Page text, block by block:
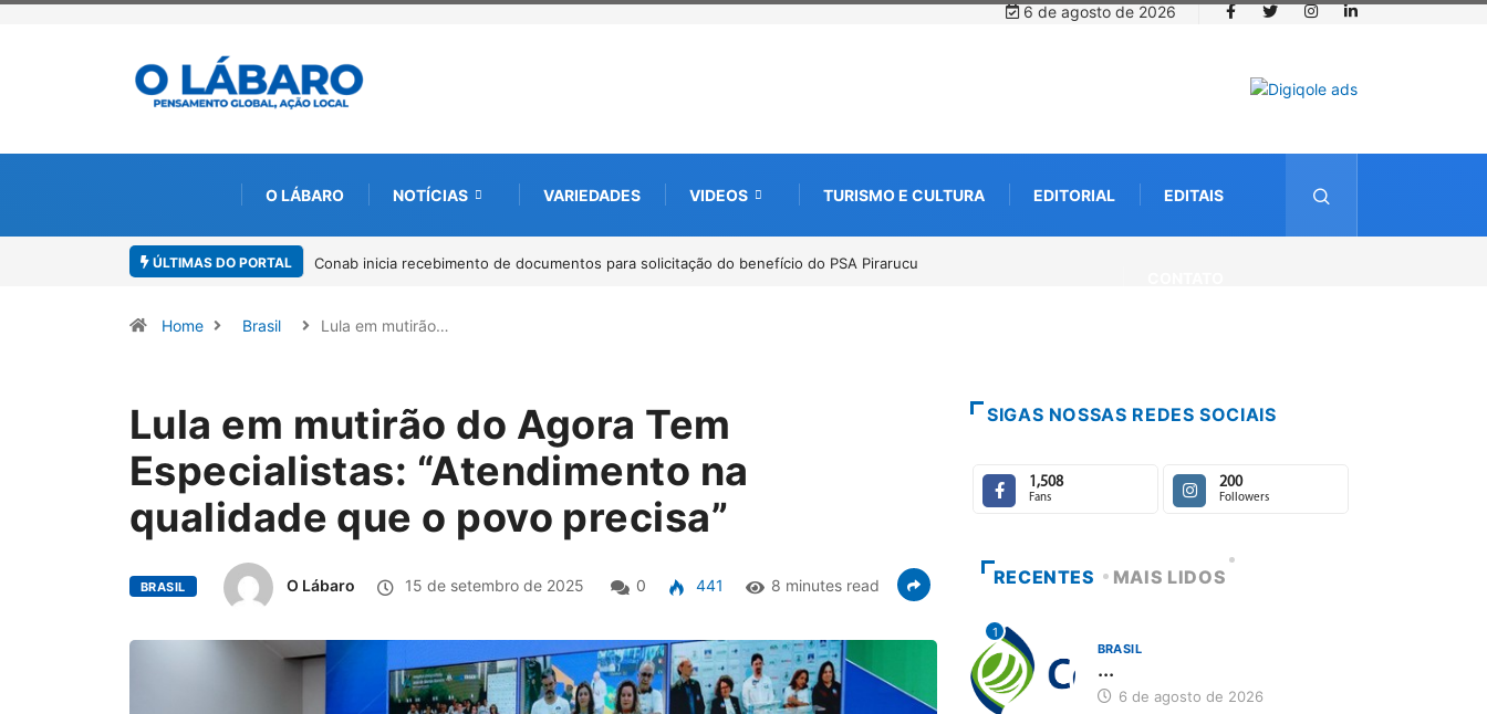
6 de agosto de 2026
O LÁBARO NOTÍCIAS VARIEDADES VIDEOS TURISMO E CULTURA EDITORIAL EDITAIS
ÚLTIMAS DO PORTAL Workshop internacional debate futuro da piscicultura com espécies nativas da Amazônia
Home Brasil Lula em mutirão…
Lula em mutirão do Agora Tem
Especialistas: “Atendimento na
qualidade que o povo precisa”
BRASIL O Lábaro 15 de setembro de 2025 0 441 8 minutes read
SIGAS NOSSAS REDES SOCIAIS
1,508
Fans
200
Followers
RECENTES MAIS LIDOS
1
BRASIL
...
6 de agosto de 2026